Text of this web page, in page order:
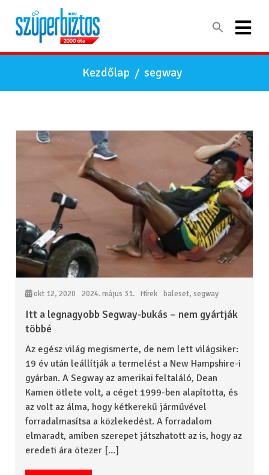
Kezdőlap / segway
okt 12, 2020 2024. május 31. Hírek baleset, segway
Itt a legnagyobb Segway-bukás – nem gyártják
többé
Az egész világ megismerte, de nem lett világsiker:
19 év után leállítják a termelést a New Hampshire-i
gyárban. A Segway az amerikai feltaláló, Dean
Kamen ötlete volt, a céget 1999-ben alapította, és
az volt az álma, hogy kétkerekű járművével
forradalmasítsa a közlekedést. A forradalom
elmaradt, amiben szerepet játszhatott az is, hogy az
eredeti ára ötezer […]